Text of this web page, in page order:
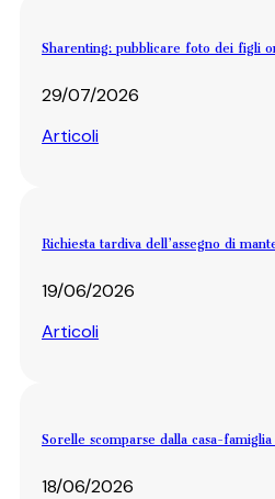
Sharenting: pubblicare foto dei figli
29/07/2026
Articoli
Richiesta tardiva dell’assegno di
19/06/2026
Articoli
Sorelle scomparse dalla casa-
18/06/2026